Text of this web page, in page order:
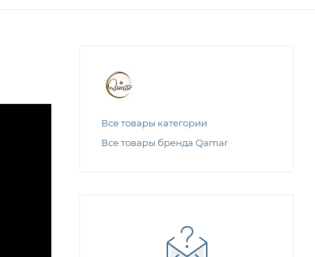
Все товары категории
Все товары бренда Qamar